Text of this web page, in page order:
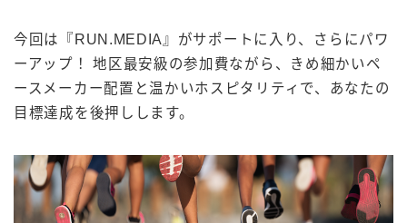
今回は『RUN.MEDIA』がサポートに入り、さらにパワ
ーアップ！ 地区最安級の参加費ながら、きめ細かいペ
ースメーカー配置と温かいホスピタリティで、あなたの
目標達成を後押しします。